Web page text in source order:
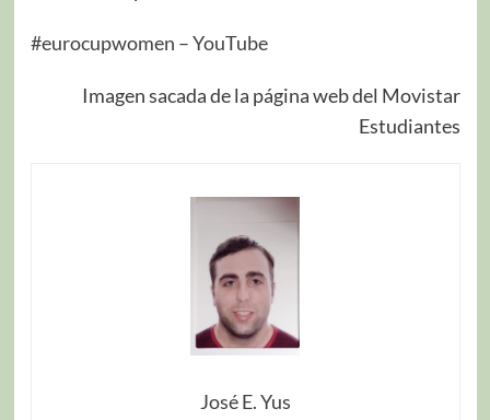
#eurocupwomen – YouTube
Imagen sacada de la página web del Movistar
Estudiantes
José E. Yus